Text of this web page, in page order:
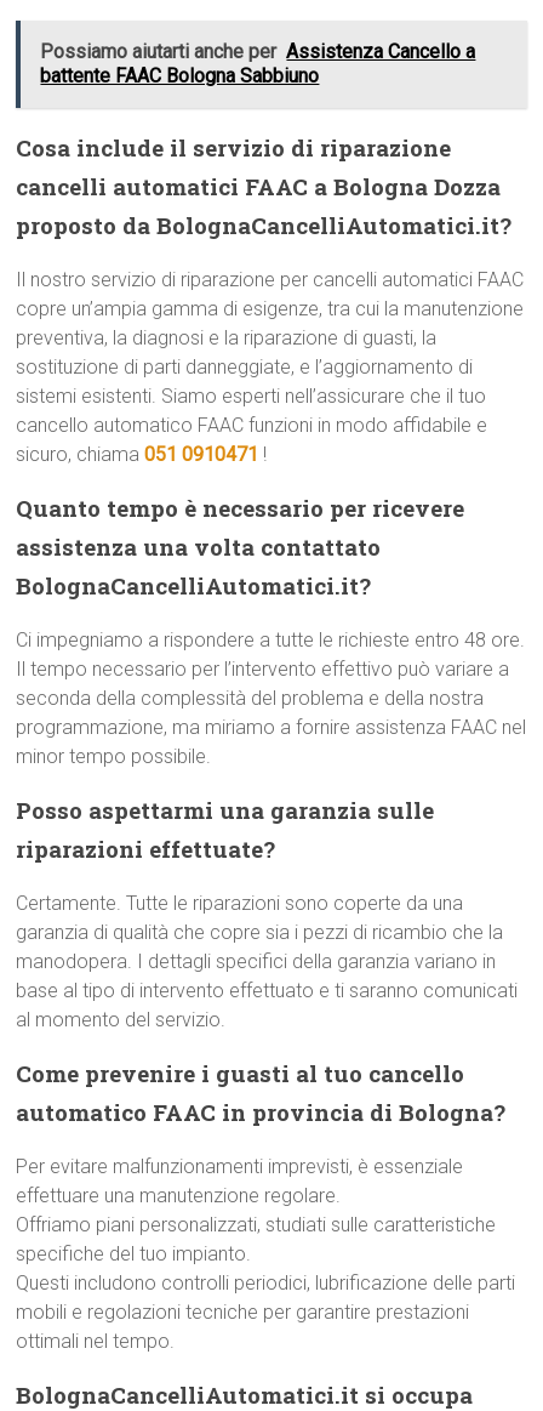
Possiamo aiutarti anche per Assistenza Cancello a
battente FAAC Bologna Sabbiuno
Cosa include il servizio di riparazione
cancelli automatici FAAC a Bologna Dozza
proposto da BolognaCancelliAutomatici.it?
Il nostro servizio di riparazione per cancelli automatici FAAC
copre un’ampia gamma di esigenze, tra cui la manutenzione
preventiva, la diagnosi e la riparazione di guasti, la
sostituzione di parti danneggiate, e l’aggiornamento di
sistemi esistenti. Siamo esperti nell’assicurare che il tuo
cancello automatico FAAC funzioni in modo affidabile e
sicuro, chiama051 0910471 !
Quanto tempo è necessario per ricevere
assistenza una volta contattato
BolognaCancelliAutomatici.it?
Ci impegniamo a rispondere a tutte le richieste entro 48 ore.
Il tempo necessario per l’intervento effettivo può variare a
seconda della complessità del problema e della nostra
programmazione, ma miriamo a fornire assistenza FAAC nel
minor tempo possibile.
Posso aspettarmi una garanzia sulle
riparazioni effettuate?
Certamente. Tutte le riparazioni sono coperte da una
garanzia di qualità che copre sia i pezzi di ricambio che la
manodopera. I dettagli specifici della garanzia variano in
base al tipo di intervento effettuato e ti saranno comunicati
al momento del servizio.
Come prevenire i guasti al tuo cancello
automatico FAAC in provincia di Bologna?
Per evitare malfunzionamenti imprevisti, è essenziale
effettuare una manutenzione regolare.
Offriamo piani personalizzati, studiati sulle caratteristiche
specifiche del tuo impianto.
Questi includono controlli periodici, lubrificazione delle parti
mobili e regolazioni tecniche per garantire prestazioni
ottimali nel tempo.
BolognaCancelliAutomatici.it si occupa